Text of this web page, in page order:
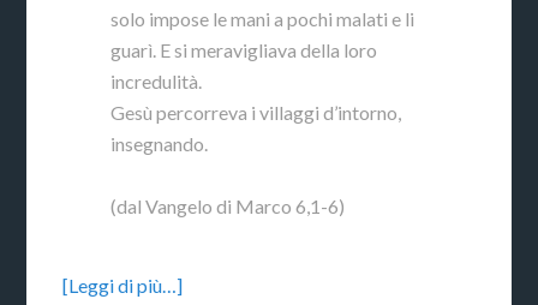
solo impose le mani a pochi malati e li
guarì. E si meravigliava della loro
incredulità.
Gesù percorreva i villaggi d’intorno,
insegnando.
(dal Vangelo di Marco 6,1-6)
[Leggi di più…]